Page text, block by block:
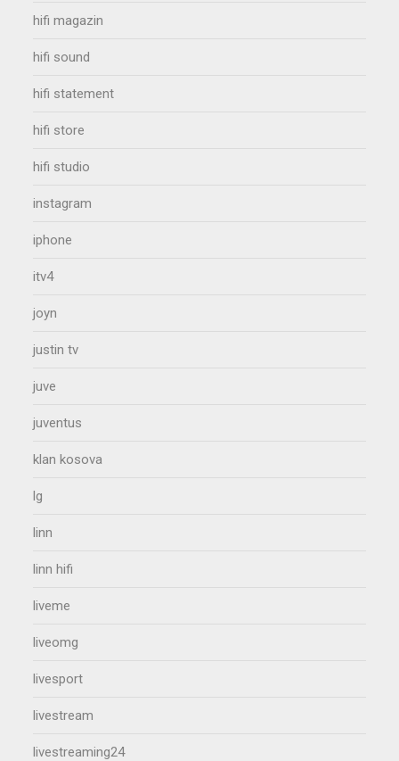
hifi magazin
hifi sound
hifi statement
hifi store
hifi studio
instagram
iphone
itv4
joyn
justin tv
juve
juventus
klan kosova
lg
linn
linn hifi
liveme
liveomg
livesport
livestream
livestreaming24